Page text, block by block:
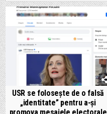
USR se folosește de o falsă
„identitate” pentru a-și